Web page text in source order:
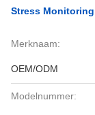
Stress Monitoring
Merknaam:
OEM/ODM
Modelnummer: